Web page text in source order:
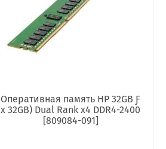
Оперативная память HP 32GB Ƒ
x 32GB) Dual Rank x4 DDR4-2400
[809084-091]